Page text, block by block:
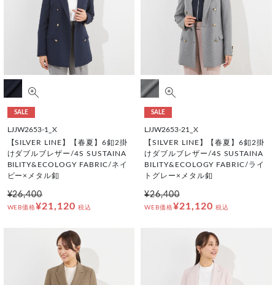
SALE
LJJW2653-1_X
【SILVER LINE】【春夏】6釦2掛
けダブルブレザー/4S SUSTAINA
BILITY&ECOLOGY FABRIC/ネイ
ビー×メタル釦
¥26,400
WEB価格¥21,120 税込
SALE
LJJW2653-21_X
【SILVER LINE】【春夏】6釦2掛
けダブルブレザー/4S SUSTAINA
BILITY&ECOLOGY FABRIC/ライ
トグレー×メタル釦
¥26,400
WEB価格¥21,120 税込